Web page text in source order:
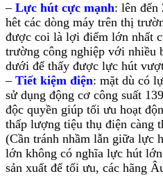
– Lực hút cực mạnh: lên đến
hêt các dòng máy trên thị
được coi là lợi điểm lớn nhất
trường công nghiệp với nhiều
dưới để thấy được lực hút
– Tiết kiệm điện: mặt dù có
sử dụng động cơ công suất
độc quyền giúp tối ưu hoạt
thấp lượng tiệu thụ điện càng
(Cần tránh nhầm lẫn giữa lực
lớn không có nghĩa lực hút
sản xuất để tối ưu, các hãng